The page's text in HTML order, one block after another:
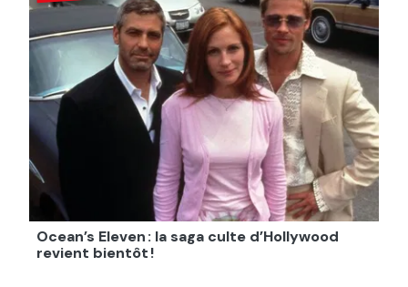
Ocean’s Eleven : la saga culte d’Hollywood
revient bientôt !